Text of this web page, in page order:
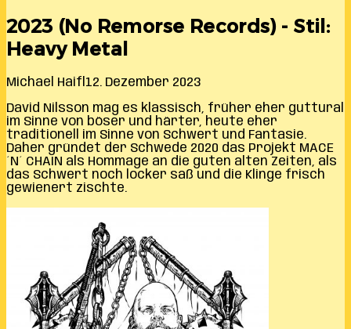
2023 (No Remorse Records) - Stil:
Heavy Metal
Michael Haifl 12. Dezember 2023
David Nilsson mag es klassisch, früher eher guttural
im Sinne von böser und härter, heute eher
traditionell im Sinne von Schwert und Fantasie.
Daher gründet der Schwede 2020 das Projekt MACE
´N´ CHAIN als Hommage an die guten alten Zeiten, als
das Schwert noch locker saß und die Klinge frisch
gewienert zischte.